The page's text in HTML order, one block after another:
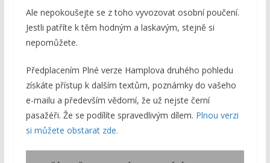
Ale nepokoušejte se z toho vyvozovat osobní poučení.
Jestli patříte k těm hodným a laskavým, stejně si
nepomůžete.
Předplacením Plné verze Hamplova druhého pohledu
získáte přístup k dalším textům, poznámky do vašeho
e-mailu a především vědomí, že už nejste černí
pasažéři. Že se podílíte spravedlivým dílem. Plnou verzi
si můžete obstarat zde.